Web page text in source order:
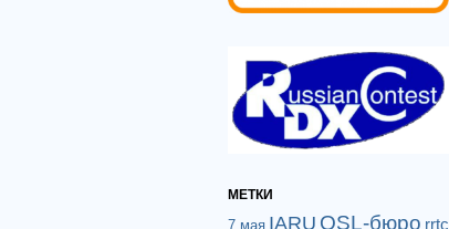
МЕТКИ
7 мая IARU QSL-бюро rrtc